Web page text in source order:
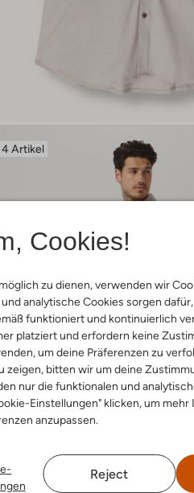
Cookies!
zu dienen, verwenden wir
analytische Cookies sorgen
funktioniert und kontinuierlich
platziert und erfordern keine
um deine Präferenzen zu
zeigen, bitten wir um deine
nur die funktionalen und
Einstellungen" klicken, um
anzupassen.
Reject
4 Artikel